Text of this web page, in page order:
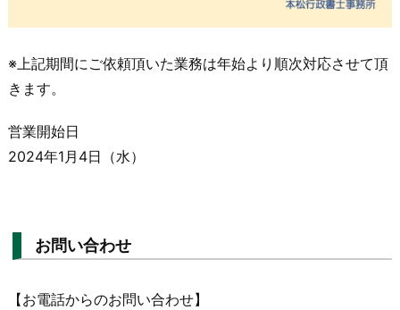
※上記期間にご依頼頂いた業務は年始より順次対応させて頂
きます。
営業開始日
2024年1月4日（水）
お問い合わせ
【お電話からのお問い合わせ】